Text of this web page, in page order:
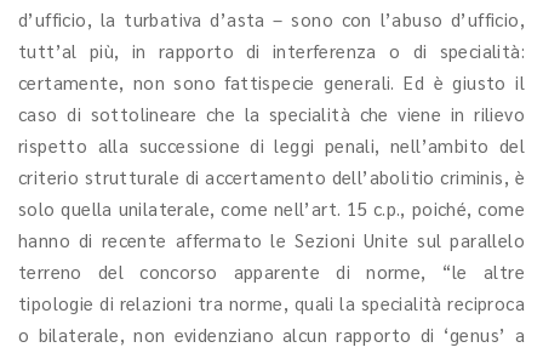
d’ufficio, la turbativa d’asta – sono con l’abuso d’ufficio,
tutt’al più, in rapporto di interferenza o di specialità:
certamente, non sono fattispecie generali. Ed è giusto il
caso di sottolineare che la specialità che viene in rilievo
rispetto alla successione di leggi penali, nell’ambito del
criterio strutturale di accertamento dell’abolitio criminis, è
solo quella unilaterale, come nell’art. 15 c.p., poiché, come
hanno di recente affermato le Sezioni Unite sul parallelo
terreno del concorso apparente di norme, “le altre
tipologie di relazioni tra norme, quali la specialità reciproca
o bilaterale, non evidenziano alcun rapporto di ‘genus’ a